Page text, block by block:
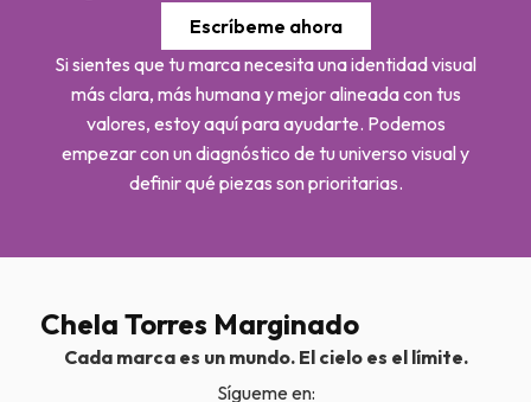
Escríbeme ahora
Si sientes que tu marca necesita una identidad visual
más clara, más humana y mejor alineada con tus
valores, estoy aquí para ayudarte. Podemos
empezar con un diagnóstico de tu universo visual y
definir qué piezas son prioritarias.
Chela Torres Marginado
Cada marca es un mundo. El cielo es el límite.
Sígueme en: